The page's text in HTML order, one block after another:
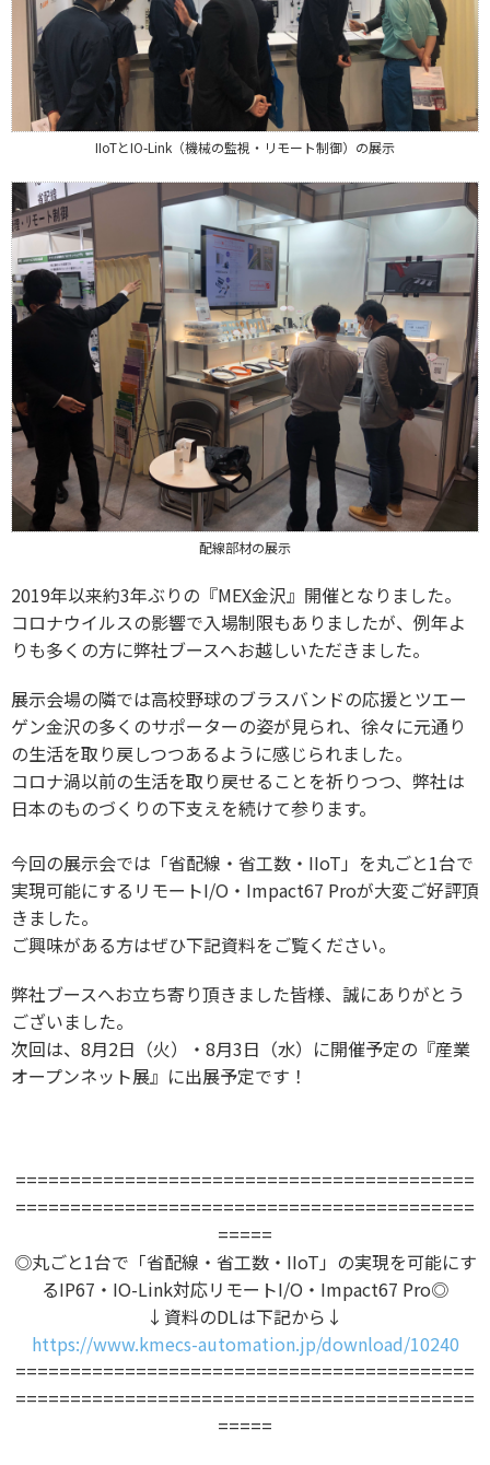
IIoTとIO-Link（機械の監視・リモート制御）の展示
配線部材の展示
2019年以来約3年ぶりの『MEX金沢』開催となりました。
コロナウイルスの影響で入場制限もありましたが、例年よ
りも多くの方に弊社ブースへお越しいただきました。
展示会場の隣では高校野球のブラスバンドの応援とツエー
ゲン金沢の多くのサポーターの姿が見られ、徐々に元通り
の生活を取り戻しつつあるように感じられました。
コロナ渦以前の生活を取り戻せることを祈りつつ、弊社は
日本のものづくりの下支えを続けて参ります。
今回の展示会では「省配線・省工数・IIoT」を丸ごと1台で
実現可能にするリモートI/O・Impact67 Proが大変ご好評頂
きました。
ご興味がある方はぜひ下記資料をご覧ください。
弊社ブースへお立ち寄り頂きました皆様、誠にありがとう
ございました。
次回は、8月2日（火）・8月3日（水）に開催予定の『産業
オープンネット展』に出展予定です！
==========================================
==========================================
=====
◎丸ごと1台で「省配線・省工数・IIoT」の実現を可能にす
るIP67・IO-Link対応リモートI/O・ Impact67 Pro◎
↓資料のDLは下記から↓
https://www.kmecs-automation.jp/download/10240
==========================================
==========================================
=====